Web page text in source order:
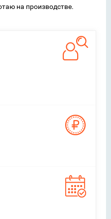
на производстве.